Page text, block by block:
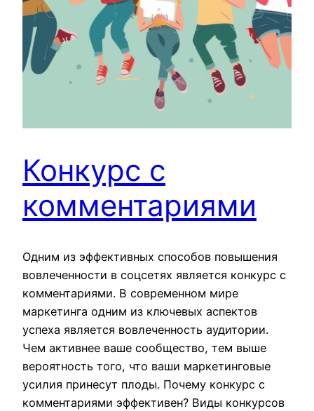
Конкурс с
комментариями
Одним из эффективных способов повышения
вовлеченности в соцсетях является конкурс с
комментариями. В современном мире
маркетинга одним из ключевых аспектов
успеха является вовлеченность аудитории.
Чем активнее ваше сообщество, тем выше
вероятность того, что ваши маркетинговые
усилия принесут плоды. Почему конкурс с
комментариями эффективен? Виды конкурсов